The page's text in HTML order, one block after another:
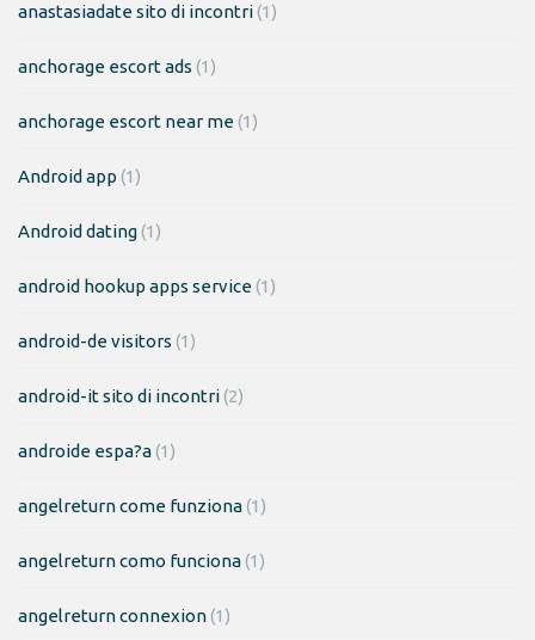
anastasiadate sito di incontri(1)
anchorage escort ads (1)
anchorage escort near me(1)
Android app (1)
Android dating(1)
android hookup apps service(1)
android-de visitors (1)
android-it sito di incontri(2)
androide espa?a(1)
angelreturn come funziona(1)
angelreturn como funciona(1)
angelreturn connexion(1)